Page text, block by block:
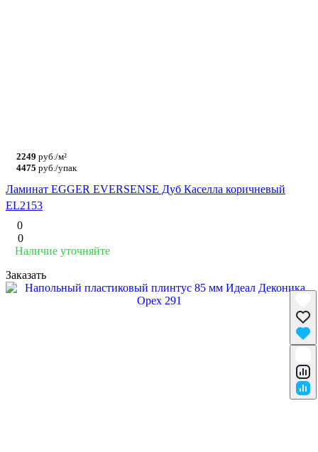
2249 руб./м²
4475 руб./упак
Ламинат EGGER EVERSENSE Дуб Каселла коричневый
EL2153
0
0
Наличие уточняйте
Заказать